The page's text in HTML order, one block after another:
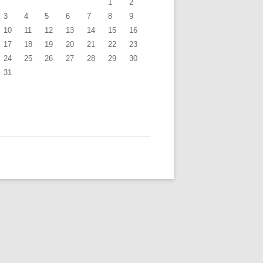
1
2
3
4 5 6 7 8
9
10
11 12 13 14 15
16
17
18 19 20 21 22
23
24
25 26 27 28 29
30
31